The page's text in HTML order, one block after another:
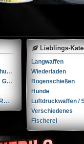
338 LM Hülsen SM Thun / RUAG Thun
SIG 553 R VA mit HA Griffstück
Smith & Wesson 36 RB .38 Spl.
Lieblings-
Langwaffen
Wiederladen
Bogenschießen
Hunde
Luftdruckwaffen /
Verschiedenes
Fischerei